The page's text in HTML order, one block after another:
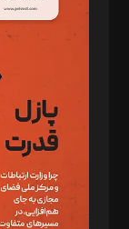
د‌بیر حقوق فناوری:
د‌بیر پیوست جهان:
د‌بیر تحریریه
تحریریه‌: مجتبی
مصطفی مسجدی
رستمی،مصطفی باستان
ویرایش: نگار استاد‌‌آقا
طراح یونیفرم: مجید
فیلمبرداری و